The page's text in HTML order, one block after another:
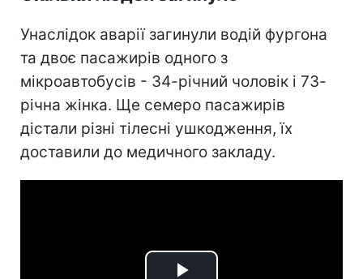
Унаслідок аварії загинули водій фургона
та двоє пасажирів одного з
мікроавтобусів - 34-річний чоловік і 73-
річна жінка. Ще семеро пасажирів
дістали різні тілесні ушкодження, їх
доставили до медичного закладу.